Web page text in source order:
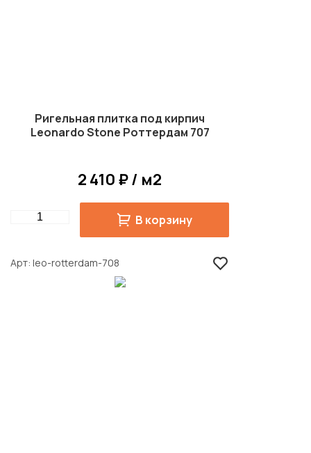
Ригельная плитка под кирпич
Leonardo Stone Роттердам 707
2 410 ₽ / м2
Quantity В корзину
Арт leo-rotterdam-708